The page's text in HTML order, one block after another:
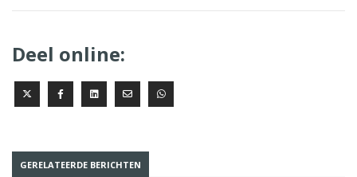
Deel online:
GERELATEERDE BERICHTEN